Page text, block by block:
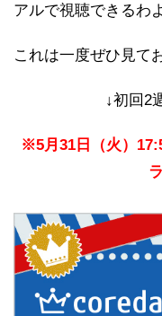
アルで視聴できるわよ
これは一度ぜひ見て
↓初回2
※5月31日（火）